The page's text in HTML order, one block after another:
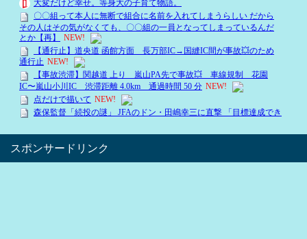
スポンサードリンク